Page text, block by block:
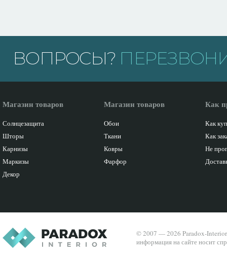
ВОПРОСЫ?
Магазин товаров
Солнцезащита
Шторы
Карнизы
Маркизы
Декор
Магазин товаров
Обои
Ткани
Ковры
Фарфор
Как
Как
Как
Не
© 2007 — 2026 Paradox-
информация на сайте носит